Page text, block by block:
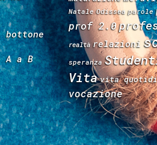
bottone
A a B
Natale Odissea parole
prof 2.0
realtà relazioni
speranza
Vita vita
vocazione